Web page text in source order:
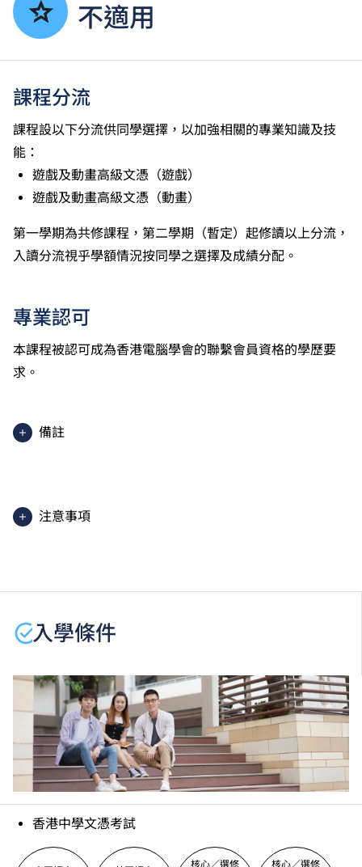
不適用
課程分流
課程設以下分流供同學選擇，以加強相關的專業知識及技
能：
遊戲及動畫高級文憑（遊戲）
遊戲及動畫高級文憑（動畫）
第一學期為共修課程，第二學期（暫定）起修讀以上分流，
入讀分流視乎學額情況按同學之選擇及成績分配。
專業認可
本課程被認可成為香港電腦學會的聯繫會員資格的學歷要
求。
備註
注意事項
學生或須於其他VTC院校上課。VTC可因應情況取消任
分校／上課地點。
入學條件
香港中學文憑考試
核心／選修 核心／選修